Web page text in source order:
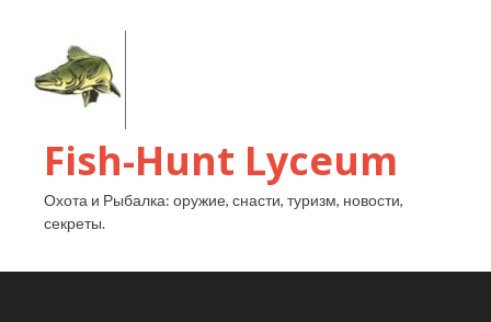
Fish-Hunt Lyceum
Охота и Рыбалка: оружие, снасти, туризм, новости,
секреты.